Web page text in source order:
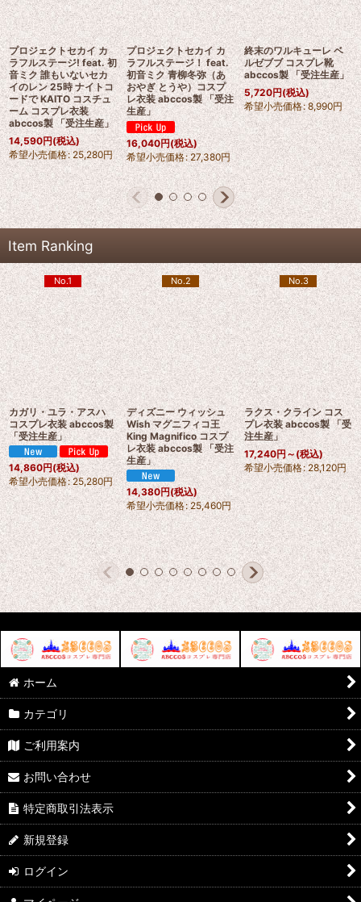
プロジェクトセカイ カ
ラフルステージ! feat. 初
音ミク 誰もいないセカ
イのレン 25時 ナイトコ
ードで KAITO コスチュ
ーム コスプレ衣装
abccos製 「受注生産」
14,590円(税込)
希望小売価格: 25,280円
プロジェクトセカイ カ
ラフルステージ！ feat.
初音ミク 青柳冬弥（あ
おやぎ とうや）コスプ
レ衣装 abccos製 「受注
生産」
16,040円(税込)
希望小売価格: 27,380円
終末のワルキューレ ベ
ルゼブブ コスプレ靴
abccos製 「受注生産」
5,720円(税込)
希望小売価格: 8,990円
Item Ranking
No.1
カガリ・ユラ・アスハ
コスプレ衣装 abccos製
「受注生産」
14,860円(税込)
希望小売価格: 25,280円
No.2
ディズニー ウィッシュ
Wish マグニフィコ王
King Magnifico コスプ
レ衣装 abccos製 「受注
生産」
14,380円(税込)
希望小売価格: 25,460円
No.3
ラクス・クライン コス
プレ衣装 abccos製 「受
注生産」
17,240円～(税込)
希望小売価格: 28,120円
ホーム
カテゴリ
ご利用案内
お問い合わせ
特定商取引法表示
新規登録
ログイン